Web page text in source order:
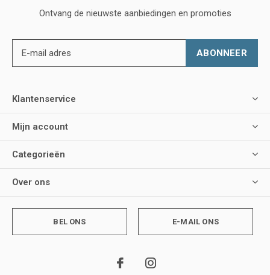
Ontvang de nieuwste aanbiedingen en promoties
ABONNEER
Klantenservice
Mijn account
Categorieën
Over ons
BEL ONS E-MAIL ONS